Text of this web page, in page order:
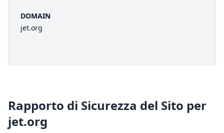
DOMAIN
jet.org
Rapporto di Sicurezza del Sito per
jet.org